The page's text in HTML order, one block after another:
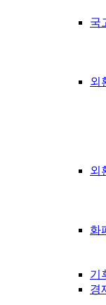
국
외
외
화
기
경